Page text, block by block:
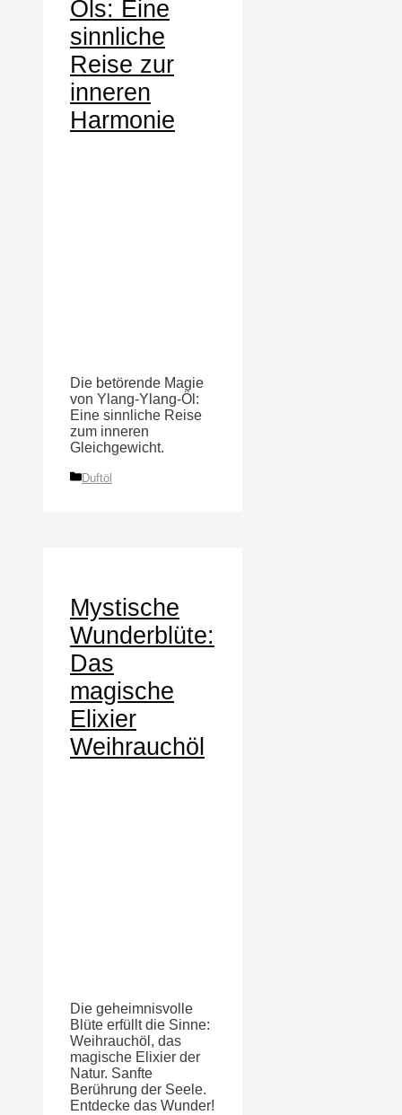
Öls: Eine
sinnliche
Reise zur
inneren
Harmonie
Die betörende Magie
von Ylang-Ylang-Öl:
Eine sinnliche Reise
zum inneren
Gleichgewicht.
Kategorien
Duftöl
Mystische
Wunderblüte:
Das
magische
Elixier
Weihrauchöl
Die geheimnisvolle
Blüte erfüllt die Sinne:
Weihrauchöl, das
magische Elixier der
Natur. Sanfte
Berührung der Seele.
Entdecke das Wunder!